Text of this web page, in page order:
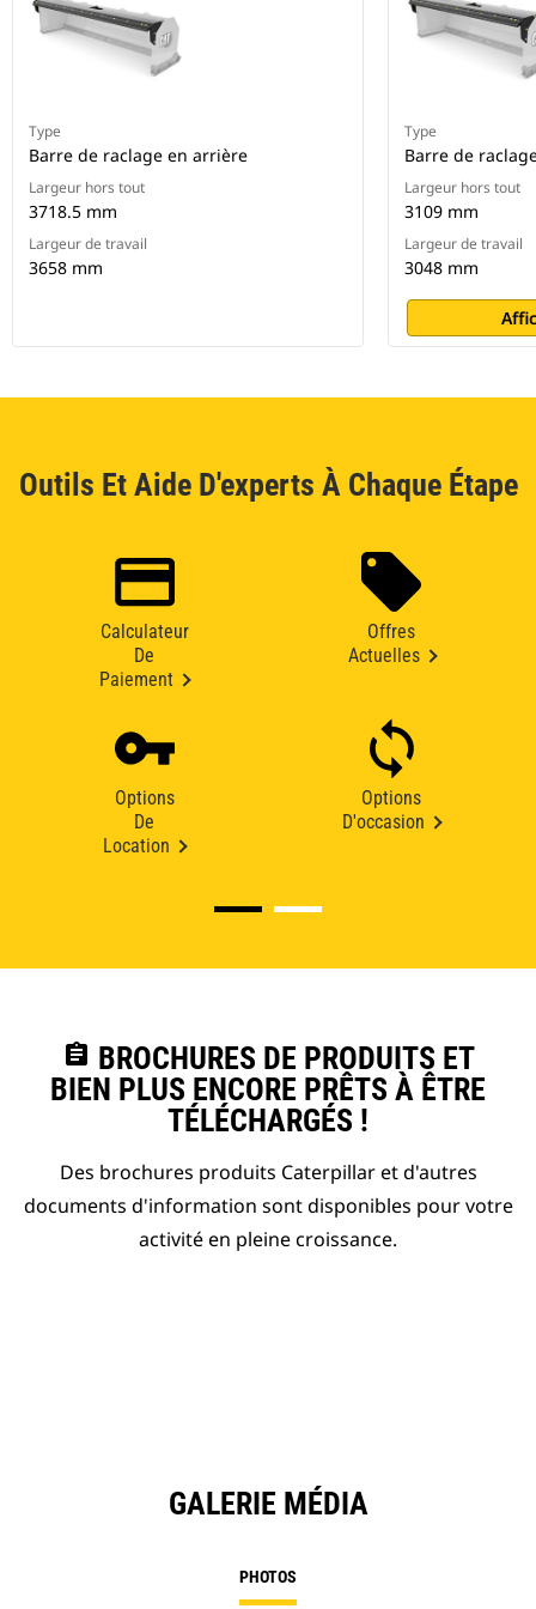
Type
Barre de raclage en arrière
Largeur hors tout
3718.5 mm
Largeur de travail
3658 mm
Type
Barre de
Largeur hors tout
3109 mm
Largeur de travail
3048 mm
Outils Et Aide D'experts À Chaque Étape
Calculateur
De
Paiement
Offres
Actuelles
Options
De
Location
Options
D'occasion
assignment BROCHURES DE PRODUITS ET
BIEN PLUS ENCORE PRÊTS À ÊTRE
TÉLÉCHARGÉS !
Des brochures produits Caterpillar et d'autres
documents d'information sont disponibles pour votre
activité en pleine croissance.
GALERIE MÉDIA
PHOTOS